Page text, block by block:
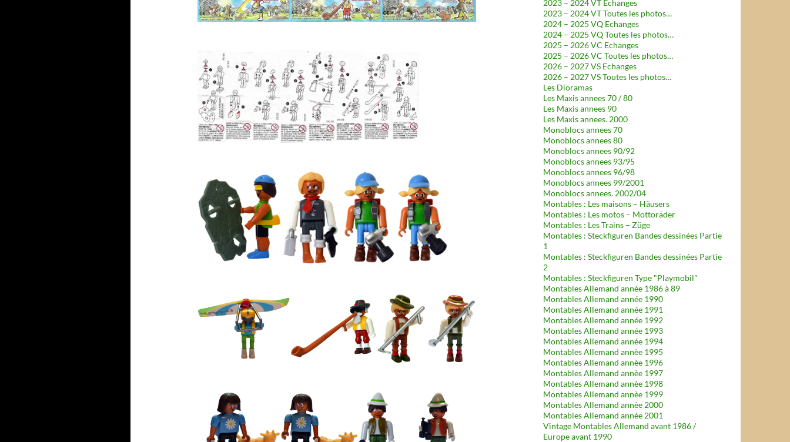
2023 – 2024 VT Echanges
2023 – 2024 VT Toutes les photos…
2024 – 2025 VQ Echanges
2024 – 2025 VQ Toutes les photos…
2025 – 2026 VC Echanges
2025 – 2026 VC Toutes les photos…
2026 – 2027 VS Echanges
2026 – 2027 VS Toutes les photos…
Les Dioramas
Les Maxis annees 70 / 80
Les Maxis annees 90
Les Maxis annees. 2000
Monoblocs annees 70
Monoblocs annees 80
Monoblocs annees 90/92
Monoblocs annees 93/95
Monoblocs annees 96/98
Monoblocs annees 99/2001
Monoblocs annees. 2002/04
Montables : Les maisons – Häusers
Montables : Les motos – Mottoräder
Montables : Les Trains – Züge
Montables : Steckfiguren Bandes dessinées Partie
1
Montables : Steckfiguren Bandes dessinées Partie
2
Montables : Steckfiguren Type "Playmobil"
Montables Allemand année 1986 à 89
Montables Allemand année 1990
Montables Allemand année 1991
Montables Allemand année 1992
Montables Allemand année 1993
Montables Allemand année 1994
Montables Allemand annèe 1995
Montables Allemand annèe 1996
Montables Allemand annèe 1997
Montables Allemand annèe 1998
Montables Allemand annèe 1999
Montables Allemand annèe 2000
Montables Allemand annèe 2001
Vintage Montables Allemand avant 1986 /
Europe avant 1990